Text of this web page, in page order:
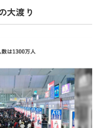
大渡り